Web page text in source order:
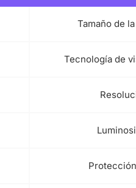
Tamaño de
Tecnología de